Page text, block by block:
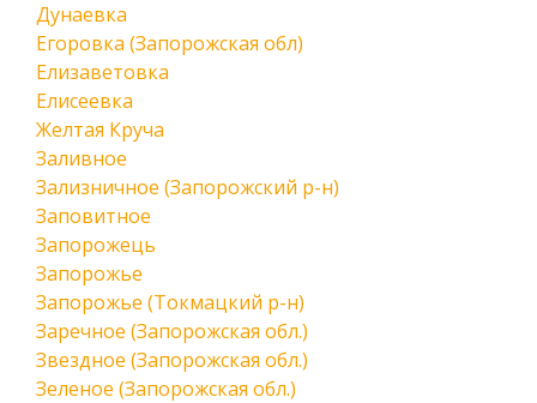
Дунаевка
Егоровка (Запорожская обл)
Елизаветовка
Елисеевка
Желтая Круча
Заливное
Зализничное (Запорожский р-н)
Заповитное
Запорожець
Запорожье
Запорожье (Токмацкий р-н)
Заречное (Запорожская обл.)
Звездное (Запорожская обл.)
Зеленое (Запорожская обл.)